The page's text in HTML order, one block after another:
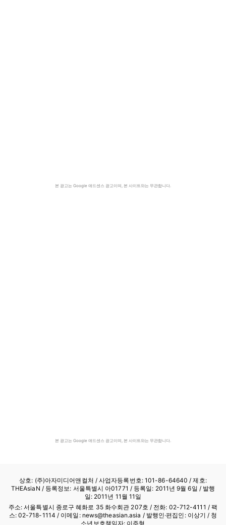
본 광고는 Google 애드센스 광고이며, 본 사이트와는 무관합니다.
본 광고는 Google 애드센스 광고이며, 본 사이트와는 무관합니다.
상호: (주)아자미디어앤컬처 /사업자등록번호: 101-86-64640 / 제호:
THEAsiaN / 등록정보: 서울특별시 아01771 / 등록일: 2011년 9월 6일 / 발행
일: 2011년 11월 11일
주소: 서울특별시 종로구 혜화로 35 화수회관 207호 / 전화: 02-712-4111 / 팩
스: 02-718-1114 / 이메일: news@theasian.asia / 발행인·편집인: 이상기 / 청
소년보호책임자: 이주형